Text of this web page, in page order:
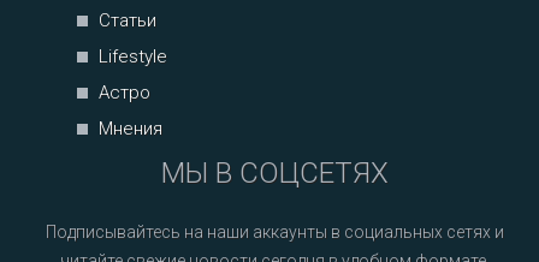
Статьи
Lifestyle
Астро
Мнения
МЫ В СОЦСЕТЯХ
Подписывайтесь на наши аккаунты в социальных сетях и